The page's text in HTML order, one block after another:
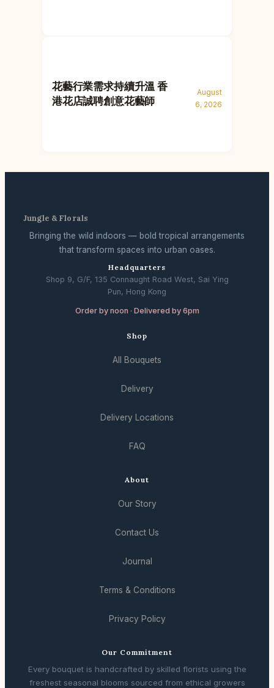
花藝行業需求持續升溫 香
港花店誠聘創意花藝師
August
6, 2026
Jungle & Florals
Bringing the wild indoors — bold tropical arrangements
that transform spaces into urban oases.
Headquarters
Shop 9, G/F, 135 Connaught Road West, Sai Ying
Pun, Hong Kong
Order by noon · Delivered by 6pm
Shop
All Bouquets
Delivery
Delivery Locations
FAQ
About
Our Story
Contact Us
Journal
Terms & Conditions
Privacy Policy
Our Commitment
Every bouquet is handcrafted by skilled florists using the
freshest seasonal blooms sourced from ethical growers